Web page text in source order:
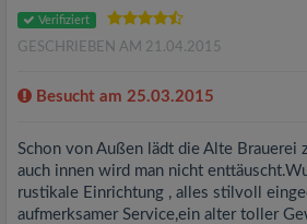
Verifiziert
GESCHRIEBEN AM 21.04.2015
Besucht am 25.03.2015
Schon von Außen lädt die Alte Brauerei
auch innen wird man nicht
rustikale Einrichtung , alles stilvoll
aufmerksamer Service,ein alter toller
n